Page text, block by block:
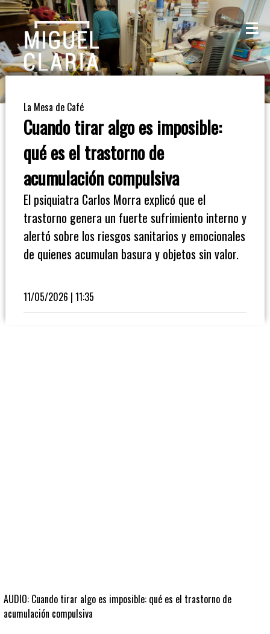
La
Mesa
De
Café
Columna
Opinión
Radioinforme
La Mesa de Café
Cuando tirar algo es imposible:
qué es el trastorno de
acumulación compulsiva
El psiquiatra Carlos Morra explicó que el
trastorno genera un fuerte sufrimiento interno y
alertó sobre los riesgos sanitarios y emocionales
de quienes acumulan basura y objetos sin valor.
11/05/2026 | 11:35
AUDIO: Cuando tirar algo es imposible: qué es el trastorno de
acumulación compulsiva